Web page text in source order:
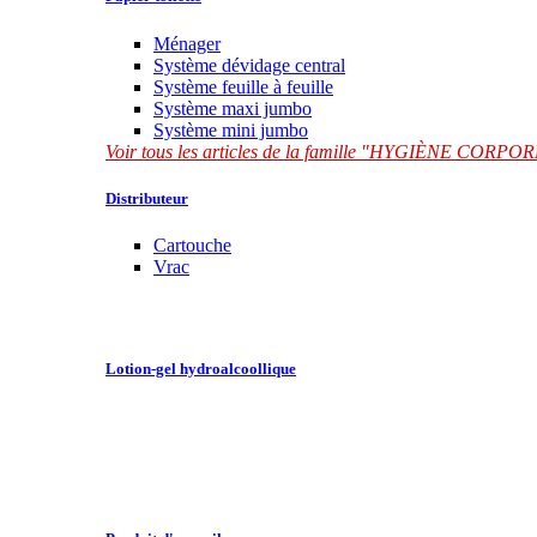
Ménager
Système dévidage central
Système feuille à feuille
Système maxi jumbo
Système mini jumbo
Voir tous les articles de la famille "HYGIÈNE
Distributeur
Cartouche
Vrac
Lotion-gel hydroalcoollique